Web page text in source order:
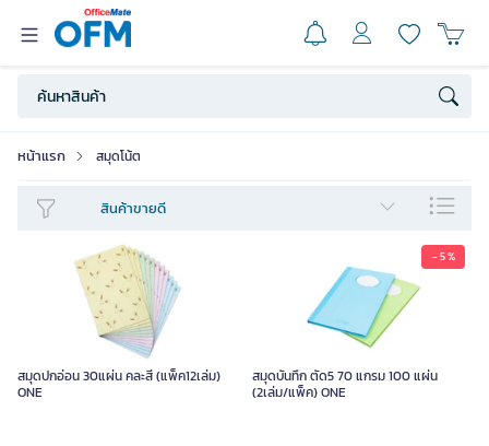
หน้าแรก สมุดโน้ต
สินค้าขายดี
สมุดปกอ่อน 30แผ่น คละสี (แพ็ค12เล่ม)
ONE
- 5 %
สมุดบันทึก ตัด5 70 แกรม 100 แผ่น
(2เล่ม/แพ็ค) ONE